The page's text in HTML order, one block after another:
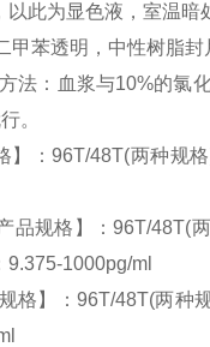
此为显色液，室温暗
苯透明，中性树脂封
法：血浆与10%的氯
。
：96T/48T(两种
规格】：96T/48T(
9.375-1000pg/ml
】：96T/48T(两
ml